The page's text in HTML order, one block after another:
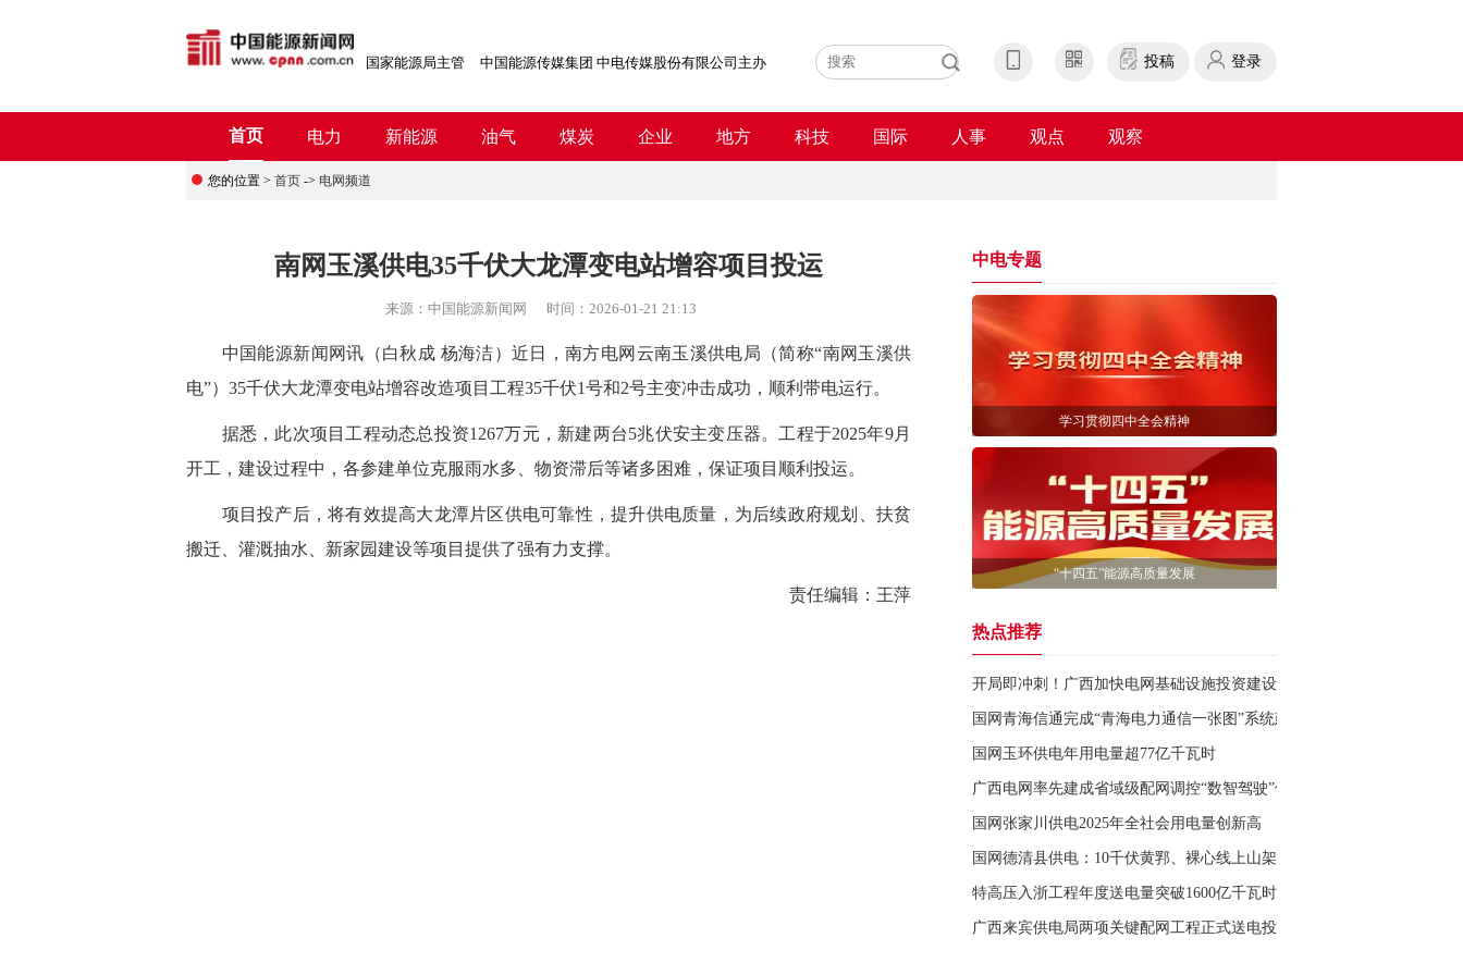
国家能源局主管 中国能源传媒集团 中电传媒股份有限公司主办 投稿 登录
首页 电力 新能源 油气 煤炭 企业 地方 科技 国际 人事 观点 观察
您的位置 > 首页 -> 电网频道
南网玉溪供电35千伏大龙潭变电站增容项目投运
来源： 中国能源新闻网 时间： 2026-01-21 21:13
中国能源新闻网讯 （白秋成 杨海洁） 近日，南方电网云南玉溪供电局（简称“南网玉溪供
电”）35千伏大龙潭变电站增容改造项目工程35千伏1号和2号主变冲击成功，顺利带电运行。
据悉，此次项目工程动态总投资1267万元，新建两台5兆伏安主变压器。工程于2025年9月
开工，建设过程中，各参建单位克服雨水多、物资滞后等诸多困难，保证项目顺利投运。
项目投产后，将有效提高大龙潭片区供电可靠性，提升供电质量，为后续政府规划、扶贫
搬迁、灌溉抽水、新家园建设等项目提供了强有力支撑。
责任编辑：王萍
中电专题
学习贯彻四中全会精神
“十四五”能源高质量发展
热点推荐
开局即冲刺！广西加快电网基础设施投资建设
国网青海信通完成“青海电力通信一张图”系统建设
国网玉环供电年用电量超77亿千瓦时
广西电网率先建成省域级配网调控“数智驾驶”体系
国网张家川供电2025年全社会用电量创新高
国网德清县供电：10千伏黄郛、裸心线上山架空双回路建设工程完工
特高压入浙工程年度送电量突破1600亿千瓦时
广西来宾供电局两项关键配网工程正式送电投运